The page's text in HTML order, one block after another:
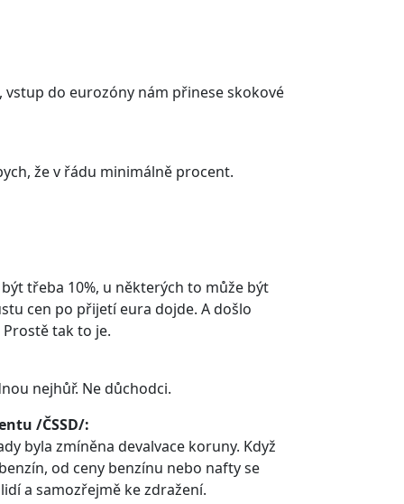
do eurozóny nám přinese skokové
že v řádu minimálně procent.
třeba 10%, u některých to může být
cen po přijetí eura dojde. A došlo
tak to je.
nejhůř. Ne důchodci.
/ČSSD/:
byla zmíněna devalvace koruny. Když
od ceny benzínu nebo nafty se
a samozřejmě ke zdražení.